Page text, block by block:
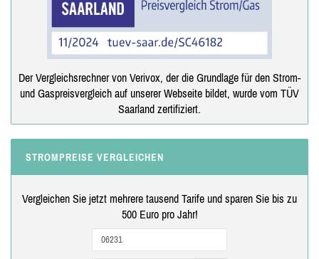
Der Vergleichsrechner von Verivox, der die Grundlage für den Strom-
und Gaspreisvergleich auf unserer Webseite bildet, wurde vom TÜV
Saarland zertifiziert.
STROMPREISE VERGLEICHEN
Vergleichen Sie jetzt mehrere tausend Tarife und sparen Sie bis zu
500 Euro pro Jahr!